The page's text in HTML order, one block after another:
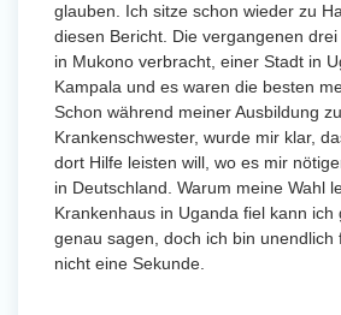
glauben. Ich sitze schon wieder zu
diesen Bericht. Die vergangenen
in Mukono verbracht, einer Stadt in
Kampala und es waren die besten
Schon während meiner Ausbildung
Krankenschwester, wurde mir klar,
dort Hilfe leisten will, wo es mir
in Deutschland. Warum meine Wahl
Krankenhaus in Uganda fiel kann ich
genau sagen, doch ich bin unendlich
nicht eine Sekunde.